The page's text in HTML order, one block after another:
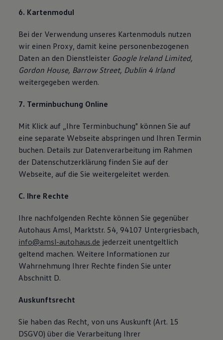
6. Kartenmodul
Bei der Verwendung unseres Kartenmoduls nutzen
wir einen Proxy, damit keine personenbezogenen
Daten an den Dienstleister Google Ireland Limited,
Gordon House, Barrow Street, Dublin 4 Irland
weitergegeben werden.
7. Terminbuchung Online
Mit Klick auf „Ihre Terminbuchung" können Sie auf
eine separate Webseite abspringen und Ihren Termin
buchen. Details zur Datenverarbeitung im Rahmen
der Datenschutzerklärung finden Sie auf der
Webseite, auf die Sie weitergeleitet werden.
C. Ihre Rechte
Ihre nachfolgenden Rechte können Sie gegenüber
Autohaus Amsl, Marktstr. 54, 94107 Untergriesbach,
info@amsl-autohaus.de jederzeit unentgeltlich
geltend machen. Weitere Informationen zur
Wahrnehmung Ihrer Rechte finden Sie unter
Abschnitt D.
Auskunftsrecht
Sie haben das Recht, von uns Auskunft (Art. 15
DSGVO) über die Verarbeitung Ihrer